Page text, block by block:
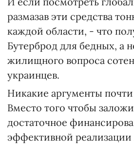
размазав эти средства
каждой области, - что
Бутерброд для бедных, а
жилищного вопроса
украинцев.
Никакие аргументы
Вместо того чтобы
достаточное
эффективной